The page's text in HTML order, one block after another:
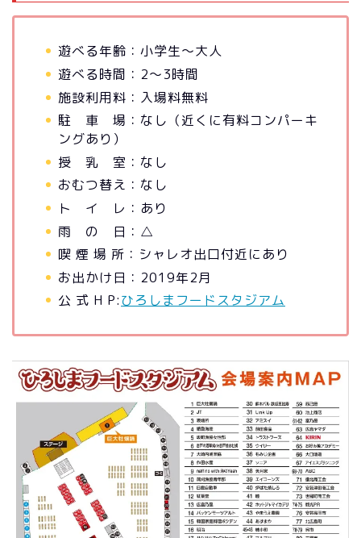
遊べる年齢：小学生～大人
遊べる時間：2～3時間
施設利用料：入場料無料
駐 車 場：なし（近くに有料コンパーキ
ングあり）
授 乳 室：なし
おむつ替え：なし
ト イ レ：あり
雨 の 日：△
喫 煙 場 所：シャレオ出口付近にあり
お出かけ日：2019年2月
公 式 H P:ひろしまフードスタジアム